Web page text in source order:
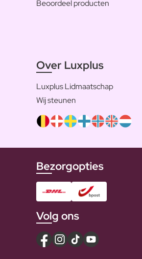
Beoordeel producten
Over Luxplus
Luxplus Lidmaatschap
Wij steunen
Bezorgopties
Volg ons